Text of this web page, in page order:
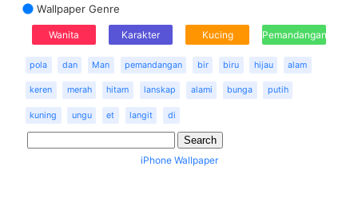
Wallpaper Genre
Wanita Karakter Kucing Pemandangan
pola dan Man pemandangan bir biru hijau alam
keren merah hitam lanskap alami bunga putih
kuning ungu et langit di
iPhone Wallpaper